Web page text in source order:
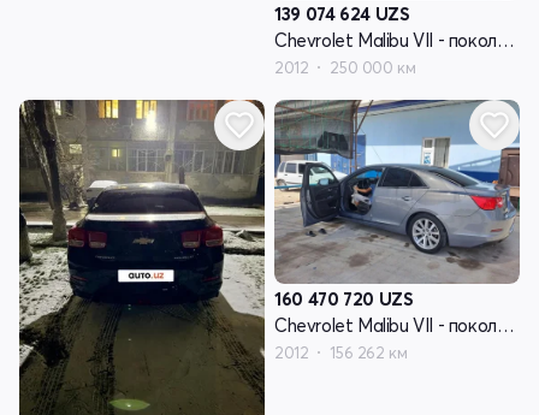
139 074 624 UZS
Chevrolet Malibu VII - поколение
2012 250 000 км
160 470 720 UZS
Chevrolet Malibu VII - поколение
2012 156 262 км